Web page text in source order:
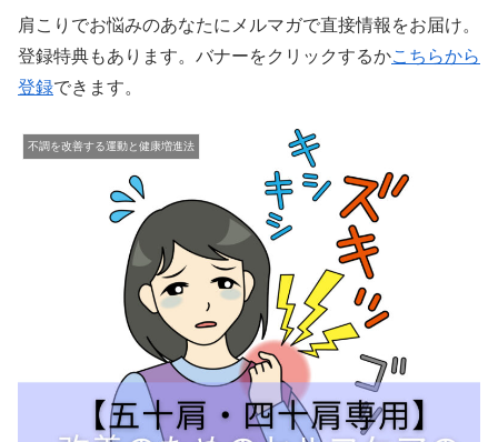
肩こりでお悩みのあなたにメルマガで直接情報をお届け。
登録特典もあります。バナーをクリックするかこちらから
登録できます。
不調を改善する運動と健康増進法